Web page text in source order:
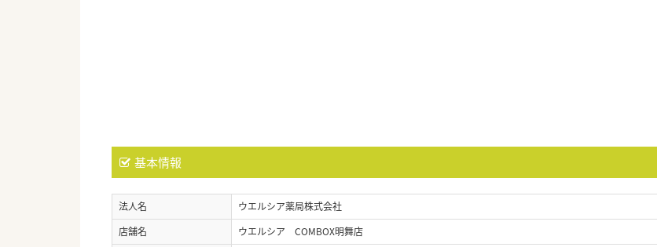
基本情報
法人名
ウエルシア薬局株式会社
店舗名
ウエルシア COMBOX明舞店